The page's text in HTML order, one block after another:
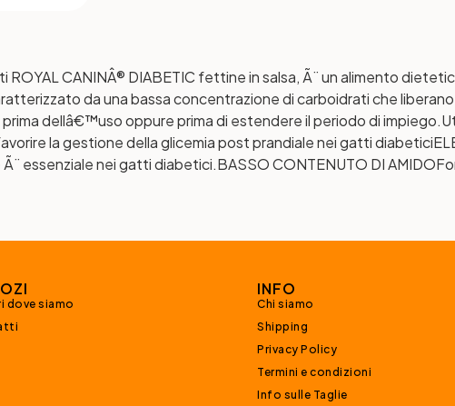
ROYAL CANINÂ® DIABETIC fettine in salsa, Ã¨ un alimento
da una bassa concentrazione di carboidrati che
dellâ€™uso oppure prima di estendere il periodo di
la gestione della glicemia post prandiale nei gatti diabetici
essenziale nei gatti diabetici.BASSO CONTENUTO DI AMIDO
dove siamo
INFO
Chi siamo
Shipping
Privacy Policy
Termini e condizioni
Info sulle Taglie